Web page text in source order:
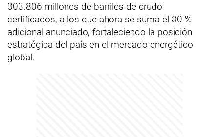
303.806 millones de barriles de crudo
certificados, a los que ahora se suma el 30 %
adicional anunciado, fortaleciendo la posición
estratégica del país en el mercado energético
global.